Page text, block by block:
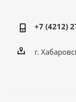
+7 (4212)
г.